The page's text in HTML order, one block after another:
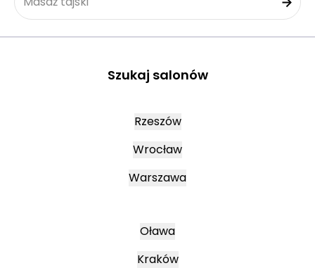
Szukaj salonów
Rzeszów
Wrocław
Warszawa
Oława
Kraków